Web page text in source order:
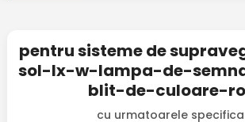
pentru sisteme de
sol-lx-w-lampa-de-
blit-de-culoare-
cu urmatoarele